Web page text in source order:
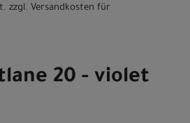
zzgl. Versandkosten für
20 - violet